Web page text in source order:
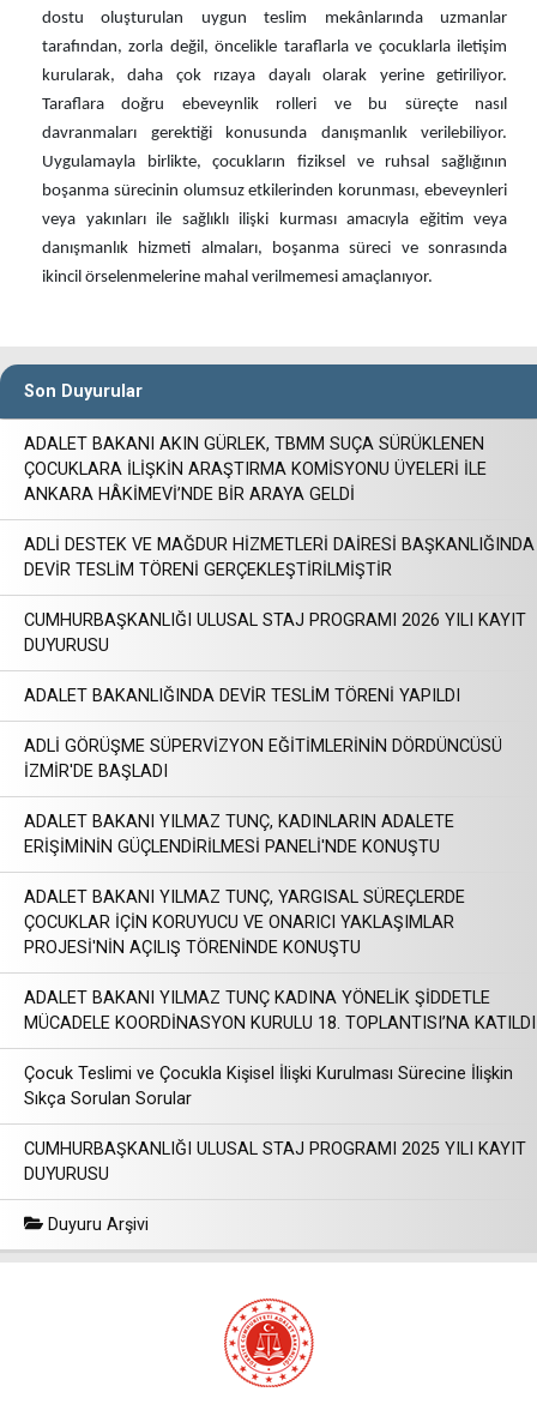
dostu oluşturulan uygun teslim mekânlarında uzmanlar
tarafından, zorla değil, öncelikle taraflarla ve çocuklarla iletişim
kurularak, daha çok rızaya dayalı olarak yerine getiriliyor.
Taraflara doğru ebeveynlik rolleri ve bu süreçte nasıl
davranmaları gerektiği konusunda danışmanlık verilebiliyor.
Uygulamayla birlikte, çocukların fiziksel ve ruhsal sağlığının
boşanma sürecinin olumsuz etkilerinden korunması, ebeveynleri
veya yakınları ile sağlıklı ilişki kurması amacıyla eğitim veya
danışmanlık hizmeti almaları, boşanma süreci ve sonrasında
ikincil örselenmelerine mahal verilmemesi amaçlanıyor.
Son Duyurular
ADALET BAKANI AKIN GÜRLEK, TBMM SUÇA SÜRÜKLENEN
ÇOCUKLARA İLİŞKİN ARAŞTIRMA KOMİSYONU ÜYELERİ İLE
ANKARA HÂKİMEVİ’NDE BİR ARAYA GELDİ
ADLİ DESTEK VE MAĞDUR HİZMETLERİ DAİRESİ BAŞKANLIĞINDA
DEVİR TESLİM TÖRENİ GERÇEKLEŞTİRİLMİŞTİR
CUMHURBAŞKANLIĞI ULUSAL STAJ PROGRAMI 2026 YILI KAYIT
DUYURUSU
ADALET BAKANLIĞINDA DEVİR TESLİM TÖRENİ YAPILDI
ADLİ GÖRÜŞME SÜPERVİZYON EĞİTİMLERİNİN DÖRDÜNCÜSÜ
İZMİR'DE BAŞLADI
ADALET BAKANI YILMAZ TUNÇ, KADINLARIN ADALETE
ERİŞİMİNİN GÜÇLENDİRİLMESİ PANELİ'NDE KONUŞTU
ADALET BAKANI YILMAZ TUNÇ, YARGISAL SÜREÇLERDE
ÇOCUKLAR İÇİN KORUYUCU VE ONARICI YAKLAŞIMLAR
PROJESİ'NİN AÇILIŞ TÖRENİNDE KONUŞTU
ADALET BAKANI YILMAZ TUNÇ KADINA YÖNELİK ŞİDDETLE
MÜCADELE KOORDİNASYON KURULU 18. TOPLANTISI’NA KATILDI
Çocuk Teslimi ve Çocukla Kişisel İlişki Kurulması Sürecine İlişkin
Sıkça Sorulan Sorular
CUMHURBAŞKANLIĞI ULUSAL STAJ PROGRAMI 2025 YILI KAYIT
DUYURUSU
Duyuru Arşivi